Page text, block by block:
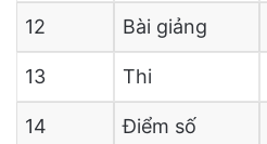
12 Bài giảng
13 Thi
14 Điểm số